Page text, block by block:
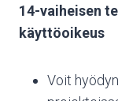
14-vaiheisen
käyttöoikeus
Voit